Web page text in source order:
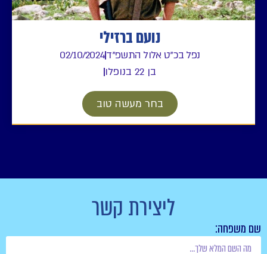
נועם ברזילי
נפל בכ"ט אלול התשפ"ד02/10/2024
בן 22 בנופלו
בחר מעשה טוב
ליצירת קשר
שם משפחה: